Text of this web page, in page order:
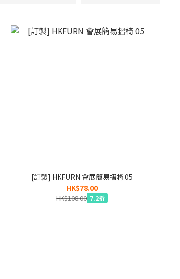
[訂製] HKFURN 會展簡易摺椅 05
HK$78.00
HK$108.00 7.2折